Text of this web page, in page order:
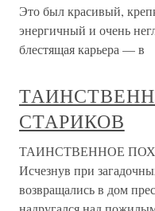
Это был красивый,
энергичный и очень
блестящая карьера — в
СТАРИКОВ
ТАИНСТВЕННОЕ
Исчезнув при
возвращались в дом